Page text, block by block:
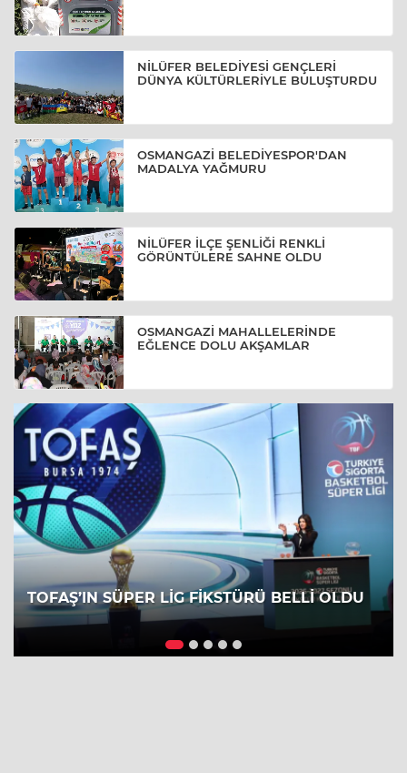
NİLÜFER BELEDİYESİ GENÇLERİ
DÜNYA KÜLTÜRLERİYLE BULUŞTURDU
OSMANGAZİ BELEDİYESPOR'DAN
MADALYA YAĞMURU
NİLÜFER İLÇE ŞENLİĞİ RENKLİ
GÖRÜNTÜLERE SAHNE OLDU
OSMANGAZİ MAHALLELERİNDE
EĞLENCE DOLU AKŞAMLAR
TOFAŞ’IN SÜPER LİG FİKSTÜRÜ BELLİ OLDU